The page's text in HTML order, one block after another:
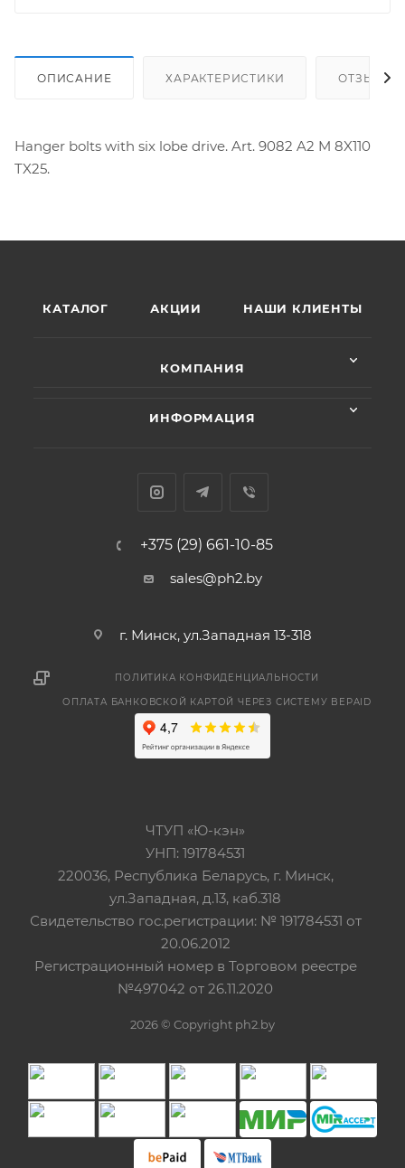
ОПИСАНИЕ ХАРАКТЕРИСТИКИ ОТЗЫВЫ
Hanger bolts with six lobe drive. Art. 9082 A2 M 8X110
TX25.
КАТАЛОГ АКЦИИ НАШИ КЛИЕНТЫ
КОМПАНИЯ
ИНФОРМАЦИЯ
+375 (29) 661-10-85
sales@ph2.by
г. Минск, ул.Западная 13-318
ПОЛИТИКА КОНФИДЕНЦИАЛЬНОСТИ
ОПЛАТА БАНКОВСКОЙ КАРТОЙ ЧЕРЕЗ СИСТЕМУ BEPAID
ЧТУП «Ю-кэн»
УНП: 191784531
220036, Республика Беларусь, г. Минск,
ул.Западная, д.13, каб.318
Свидетельство гос.регистрации: № 191784531 от
20.06.2012
Регистрационный номер в Торговом реестре
№497042 от 26.11.2020
2026 © Copyright ph2.by